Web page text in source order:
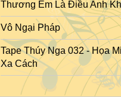
Thương Em Là Điều Anh
Vô Ngại Pháp
Tape Thúy Nga 032 - Họa
Xa Cách